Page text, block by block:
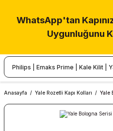
Anasayfa Yale Rozetli Kapı Kolları Yale
WhatsApp'tan
Uygunluğunu